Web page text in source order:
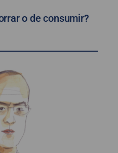
o de consumir?